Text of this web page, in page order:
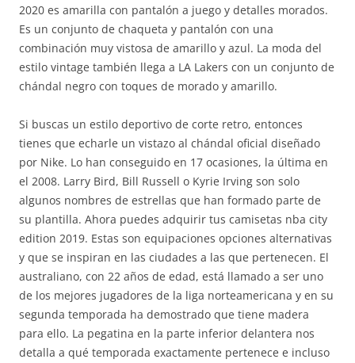
2020 es amarilla con pantalón a juego y detalles morados.
Es un conjunto de chaqueta y pantalón con una
combinación muy vistosa de amarillo y azul. La moda del
estilo vintage también llega a LA Lakers con un conjunto de
chándal negro con toques de morado y amarillo.
Si buscas un estilo deportivo de corte retro, entonces
tienes que echarle un vistazo al chándal oficial diseñado
por Nike. Lo han conseguido en 17 ocasiones, la última en
el 2008. Larry Bird, Bill Russell o Kyrie Irving son solo
algunos nombres de estrellas que han formado parte de
su plantilla. Ahora puedes adquirir tus camisetas nba city
edition 2019. Estas son equipaciones opciones alternativas
y que se inspiran en las ciudades a las que pertenecen. El
australiano, con 22 años de edad, está llamado a ser uno
de los mejores jugadores de la liga norteamericana y en su
segunda temporada ha demostrado que tiene madera
para ello. La pegatina en la parte inferior delantera nos
detalla a qué temporada exactamente pertenece e incluso